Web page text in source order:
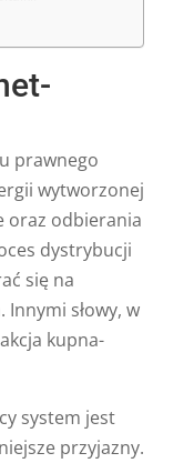
prawnego
wytworzonej
oraz odbierania
dystrybucji
się na
słowy, w
kupna-
system jest
przyjazny.